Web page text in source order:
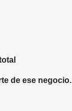
de ese negocio.